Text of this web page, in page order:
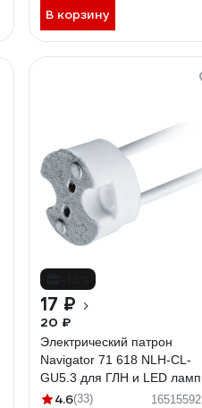
В корзину
17 ₽
20 ₽
Электрический патрон
Navigator 71 618 NLH-CL-
GU5.3 для ГЛН и LED ламп
71618
4.6(33) 16515592